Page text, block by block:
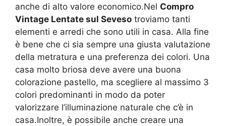
anche di alto valore economico.Nel Compro
Vintage Lentate sul Seveso troviamo tanti
elementi e arredi che sono utili in casa. Alla fine
è bene che ci sia sempre una giusta valutazione
della metratura e una preferenza dei colori. Una
casa molto briosa deve avere una buona
colorazione pastello, ma scegliere al massimo 3
colori predominanti in modo da poter
valorizzare l’illuminazione naturale che c’è in
casa.Inoltre, è possibile anche creare una